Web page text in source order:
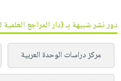
دور نشر شبيهة بـ (دار المراجع العلمية
مركز دراسات الوحدة العربية